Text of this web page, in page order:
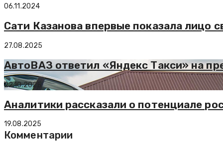
06.11.2024
Сати Казанова впервые показала лицо
27.08.2025
АвтоВАЗ ответил «Яндекс Такси» на
22.10.2025
Аналитики рассказали о потенциале
19.08.2025
Комментарии